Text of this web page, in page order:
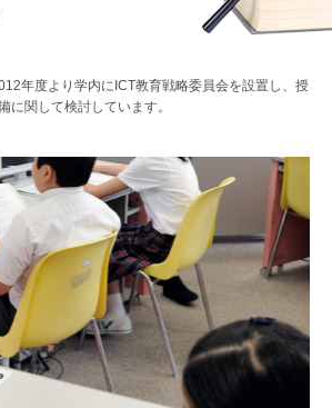
年度より学内にICT教育戦略委員会を設置し、授
に関して検討しています。